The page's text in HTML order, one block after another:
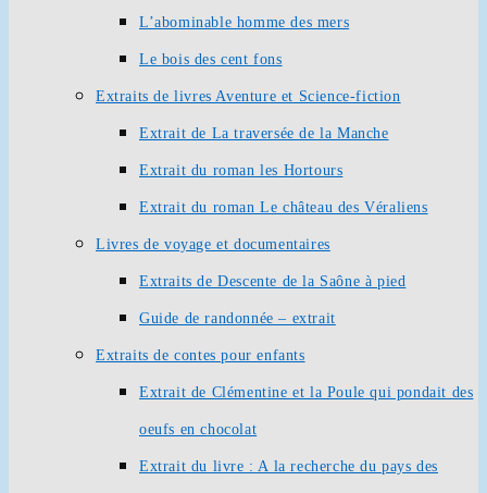
L’abominable homme des mers
Le bois des cent fons
Extraits de livres Aventure et Science-fiction
Extrait de La traversée de la Manche
Extrait du roman les Hortours
Extrait du roman Le château des Véraliens
Livres de voyage et documentaires
Extraits de Descente de la Saône à pied
Guide de randonnée – extrait
Extraits de contes pour enfants
Extrait de Clémentine et la Poule qui pondait des
oeufs en chocolat
Extrait du livre : A la recherche du pays des